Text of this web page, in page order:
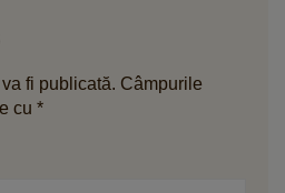
fi publicată. Câmpurile
cu *